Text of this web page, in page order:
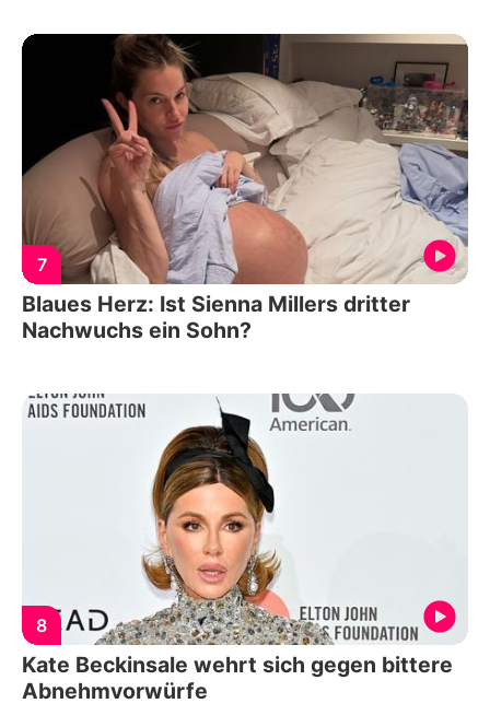
7
Blaues Herz: Ist Sienna Millers dritter
Nachwuchs ein Sohn?
8
Kate Beckinsale wehrt sich gegen bittere
Abnehmvorwürfe